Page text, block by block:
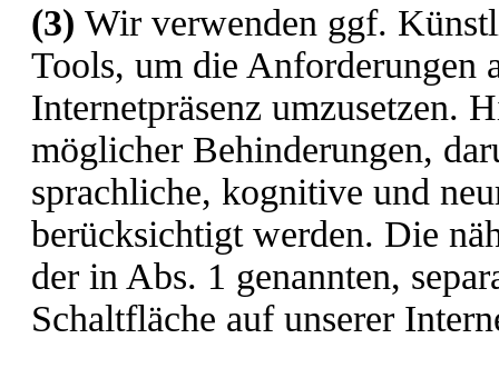
(3) Wir verwenden ggf.
Tools, um die Anforderungen
Internetpräsenz umzusetzen.
möglicher Behinderungen,
sprachliche, kognitive und
berücksichtigt werden. Die
der in Abs. 1 genannten,
Schaltfläche auf unserer